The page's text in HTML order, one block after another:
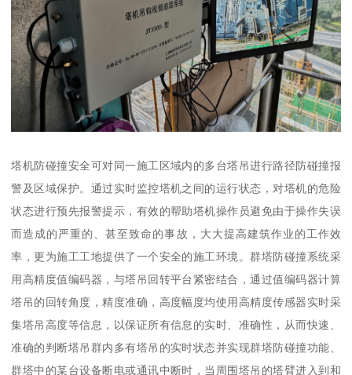
塔机防碰撞安全可对同一施工区域内的多台塔吊进行路径防碰撞报
警及区域保护。通过实时监控塔机之间的运行状态，对塔机的危险
状态进行预先报警提示，有效的帮助塔机操作员避免由于操作失误
而造成的严重的、甚至致命的事故，大大提高建筑作业的工作效
率，更为施工工地提供了一个安全的施工环境。群塔防碰撞系统采
用高精度值编码器，与塔吊回转平台紧密结合，通过值编码器计算
塔吊的回转角度，精度准确，高度幅度均使用高精度传感器实时采
集塔吊高度等信息，以保证所有信息的实时、准确性，从而快速、
准确的判断塔吊群内多有塔吊的实时状态并实现群塔防碰撞功能、
群塔中的某台设备断电或通讯中断时，当周围塔吊的塔臂进入到和